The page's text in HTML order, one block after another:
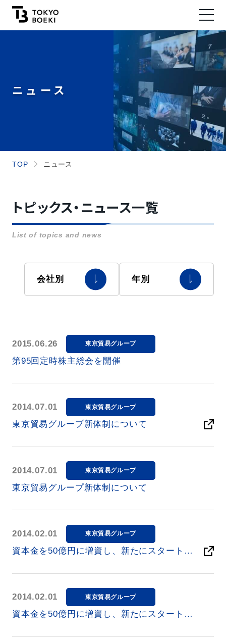
ニュース
ニュース
トピックス・ニュース一覧
List of topics and news
会社別 年別
2015.06.26 東京貿易グループ
第95回定時株主総会を開催
2014.07.01 東京貿易グループ
東京貿易グループ新体制について
2014.07.01 東京貿易グループ
東京貿易グループ新体制について
2014.02.01 東京貿易グループ
資本金を50億円に増資し、新たにスタートし
2014.02.01 東京貿易グループ
資本金を50億円に増資し、新たにスタートし